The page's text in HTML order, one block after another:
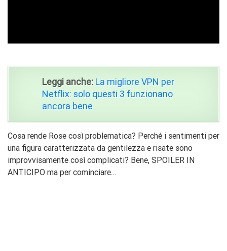
Leggi anche: La migliore VPN per
Netflix: solo questi 3 funzionano
ancora bene
Cosa rende Rose così problematica? Perché i sentimenti per
una figura caratterizzata da gentilezza e risate sono
improvvisamente così complicati? Bene, SPOILER IN
ANTICIPO ma per cominciare…